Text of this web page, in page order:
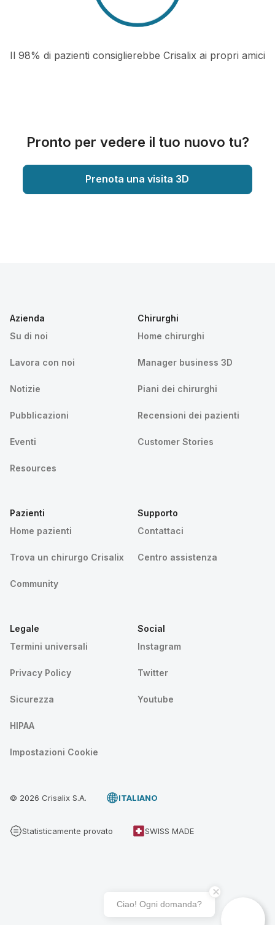
Il 98% di pazienti consiglierebbe Crisalix ai propri amici
Pronto per vedere il tuo nuovo tu?
Prenota una visita 3D
Azienda
Su di noi
Lavora con noi
Notizie
Pubblicazioni
Eventi
Resources
Chirurghi
Home chirurghi
Manager business 3D
Piani dei chirurghi
Recensioni dei pazienti
Customer Stories
Pazienti
Home pazienti
Trova un chirurgo Crisalix
Community
Supporto
Contattaci
Centro assistenza
Legale
Termini universali
Privacy Policy
Sicurezza
HIPAA
Impostazioni Cookie
Social
Instagram
Twitter
Youtube
© 2026 Crisalix S.A. ITALIANO
Statisticamente provato SWISS MADE
Ciao! Ogni domanda?